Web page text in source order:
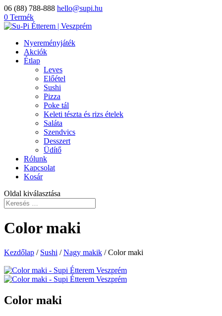
06 (88) 788-888 hello@supi.hu
0 Termék
Nyereményjáték
Akciók
Étlap
Leves
Előétel
Sushi
Pizza
Poke tál
Keleti tészta és rizs ételek
Saláta
Szendvics
Desszert
Üdítő
Rólunk
Kapcsolat
Kosár
Oldal kiválasztása
Color maki
Kezdőlap / Sushi /Nagy makik / Color maki
Color maki